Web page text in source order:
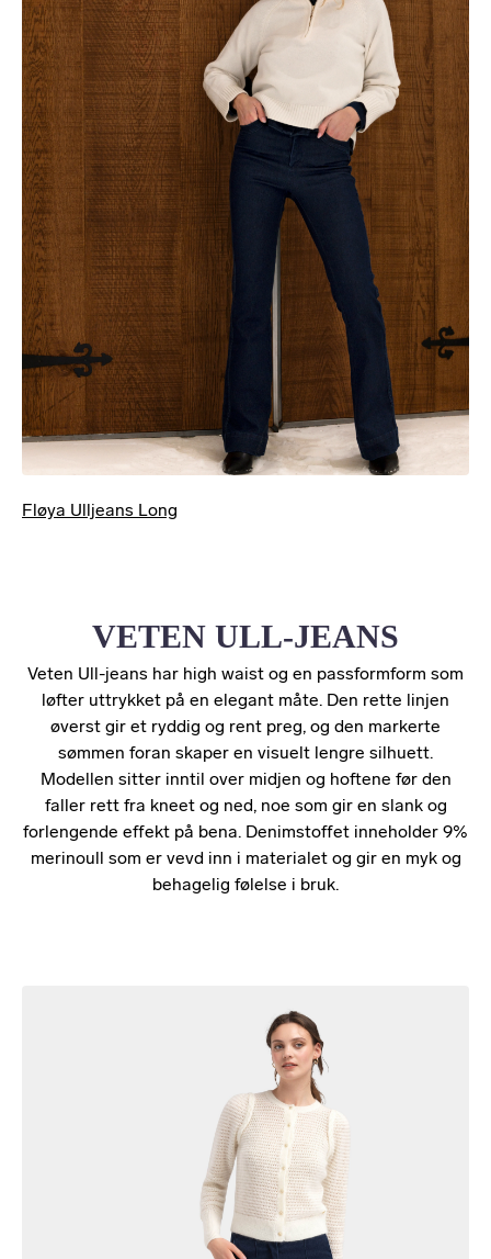
Fløya Ulljeans Long
VETEN ULL-JEANS
Veten Ull-jeans har high waist og en passformform som
løfter uttrykket på en elegant måte. Den rette linjen
øverst gir et ryddig og rent preg, og den markerte
sømmen foran skaper en visuelt lengre silhuett.
Modellen sitter inntil over midjen og hoftene før den
faller rett fra kneet og ned, noe som gir en slank og
forlengende effekt på bena. Denimstoffet inneholder 9%
merinoull som er vevd inn i materialet og gir en myk og
behagelig følelse i bruk.